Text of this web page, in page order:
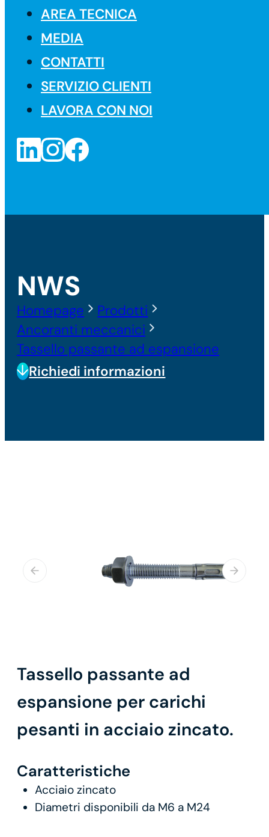
AREA TECNICA
MEDIA
CONTATTI
SERVIZIO CLIENTI
LAVORA CON NOI
NWS
Homepage
Prodotti
Ancoranti meccanici
Tassello passante ad espansione
Richiedi informazioni
Tassello passante ad
espansione per carichi
pesanti in acciaio zincato.
Caratteristiche
Acciaio zincato
Diametri disponibili da M6 a M24